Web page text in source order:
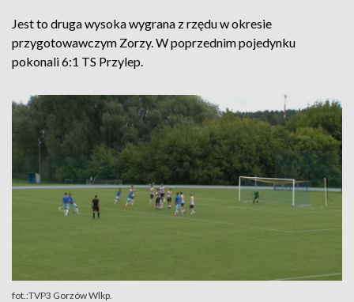
Jest to druga wysoka wygrana z rzędu w okresie
przygotowawczym Zorzy. W poprzednim pojedynku
pokonali 6:1 TS Przylep.
fot.:TVP3 Gorzów Wlkp.